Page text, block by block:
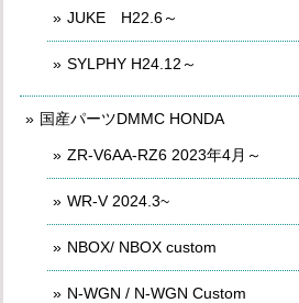
JUKE H22.6～
SYLPHY H24.12～
国産パーツDMMC HONDA
ZR-V6AA-RZ6 2023年4月～
WR-V 2024.3~
NBOX/ NBOX custom
N-WGN / N-WGN Custom